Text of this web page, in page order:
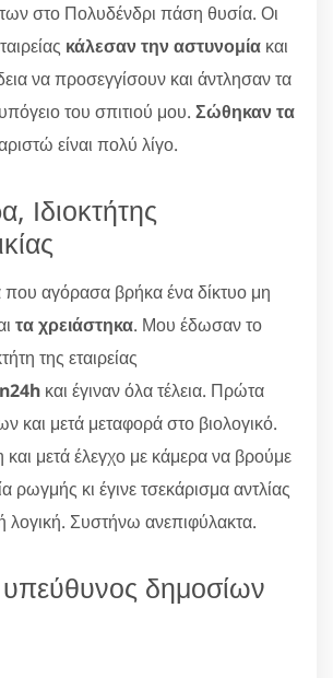
στο Πολυδένδρι πάση θυσία. Οι
κάλεσαν την αστυνομία και
να προσεγγίσουν και άντλησαν τα
του σπιτιού μου. Σώθηκαν τα
είναι πολύ λίγο.
Ιδιοκτήτης
που αγόρασα βρήκα ένα δίκτυο μη
τα χρειάστηκα. Μου έδωσαν το
της εταιρείας
και έγιναν όλα τέλεια. Πρώτα
και μετά μεταφορά στο βιολογικό.
μετά έλεγχο με κάμερα να βρούμε
ρωγμής κι έγινε τσεκάρισμα αντλίας
λογική. Συστήνω ανεπιφύλακτα.
δημοσίων